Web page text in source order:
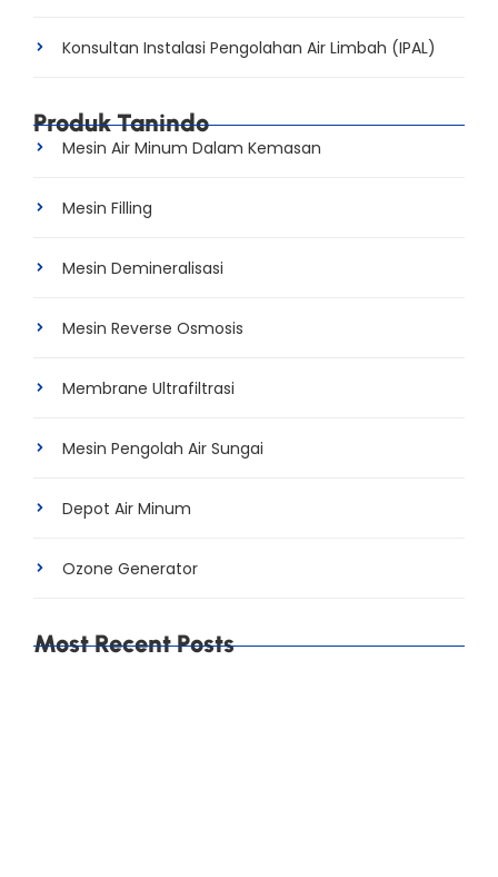
Konsultan Instalasi Pengolahan Air Limbah (IPAL)
Produk Tanindo
Mesin Air Minum Dalam Kemasan
Mesin Filling
Mesin Demineralisasi
Mesin Reverse Osmosis
Membrane Ultrafiltrasi
Mesin Pengolah Air Sungai
Depot Air Minum
Ozone Generator
Most Recent Posts